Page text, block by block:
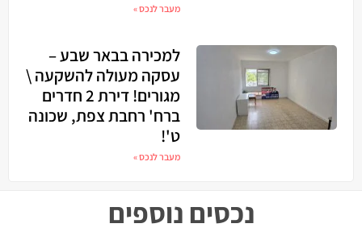
מעבר לנכס »
למכירה בבאר שבע –
עסקה מעולה להשקעה \
מגורים! דירת 2 חדרים
ברח' רחבת צפת, שכונה
ט'!
מעבר לנכס »
נכסים נוספים